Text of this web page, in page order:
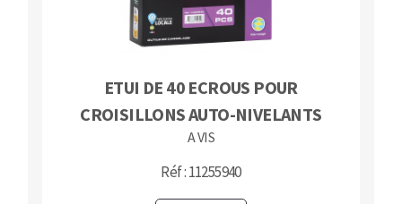
ETUI DE 40 ECROUS POUR
CROISILLONS AUTO-NIVELANTS
A VIS
Réf : 11255940